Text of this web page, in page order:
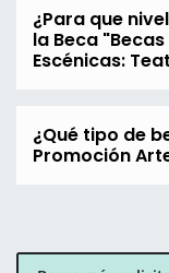
¿Para que
la Beca
Escénicas:
¿Qué tipo de
Promoción